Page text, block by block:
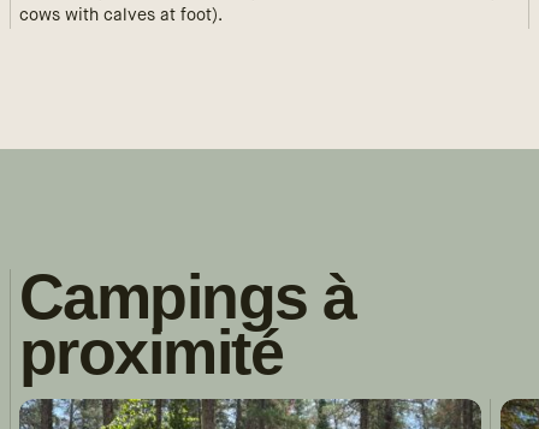
cows with calves at foot).
Campings à
proximité